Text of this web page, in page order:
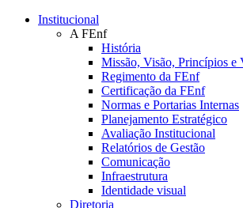
Conteúdo principal
Institucional
A FEnf
História
Missão, Visão, Princípios e
Regimento da FEnf
Certificação da FEnf
Normas e Portarias Internas
Planejamento Estratégico
Avaliação Institucional
Relatórios de Gestão
Comunicação
Infraestrutura
Identidade visual
Diretoria